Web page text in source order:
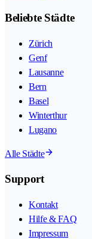
Beliebte Städte
Zürich
Genf
Lausanne
Bern
Basel
Winterthur
Lugano
Alle Städte
Support
Kontakt
Hilfe & FAQ
Impressum